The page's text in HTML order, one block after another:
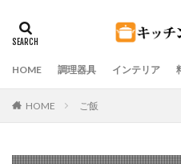
HOME 調理器具 インテリア
HOME ご飯